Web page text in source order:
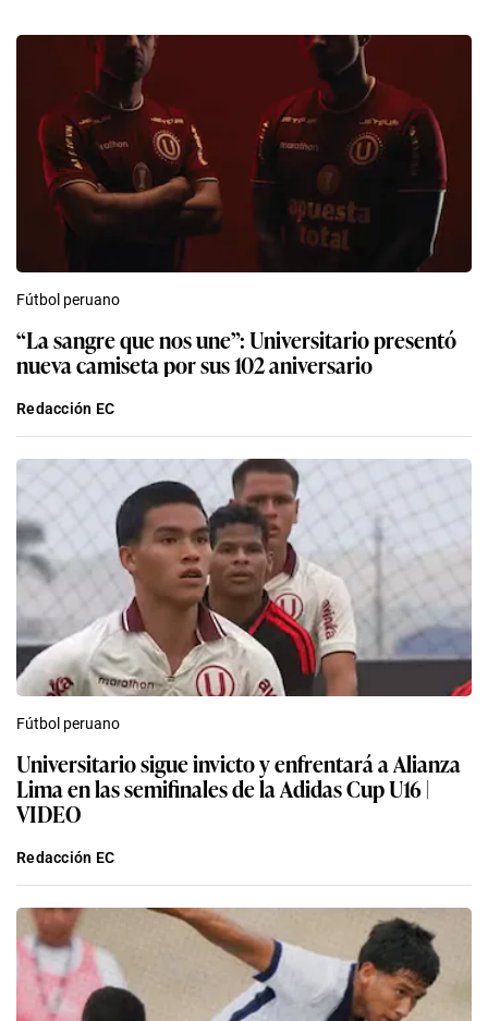
Fútbol peruano
“La sangre que nos une”: Universitario presentó
nueva camiseta por sus 102 aniversario
Redacción EC
Fútbol peruano
Universitario sigue invicto y enfrentará a Alianza
Lima en las semifinales de la Adidas Cup U16 |
VIDEO
Redacción EC